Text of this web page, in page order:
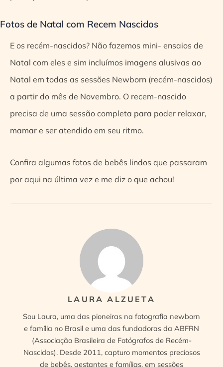
Fotos de Natal com Recem Nascidos
E os recém-nascidos? Não fazemos mini- ensaios de
Natal com eles e sim incluímos imagens alusivas ao
Natal em todas as sessões Newborn (recém-nascidos)
a partir do mês de Novembro. O recem-nascido
precisa de uma sessão completa para poder relaxar,
mamar e ser atendido em seu ritmo.
Confira algumas fotos de bebês lindos que passaram
por aqui na última vez e me diz o que achou!
LAURA ALZUETA
Sou Laura, uma das pioneiras na fotografia newborn
e família no Brasil e uma das fundadoras da ABFRN
(Associação Brasileira de Fotógrafos de Recém-
Nascidos). Desde 2011, capturo momentos preciosos
de bebês, gestantes e famílias, em sessões